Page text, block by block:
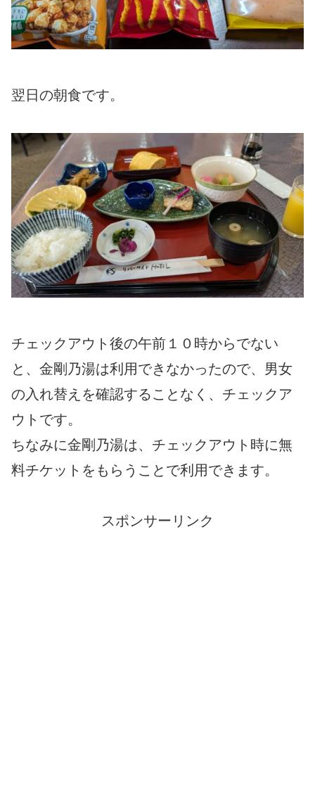
翌日の朝食です。
チェックアウト後の午前１０時からでない
と、金剛乃湯は利用できなかったので、男女
の入れ替えを確認することなく、チェックア
ウトです。
ちなみに金剛乃湯は、チェックアウト時に無
料チケットをもらうことで利用できます。
スポンサーリンク